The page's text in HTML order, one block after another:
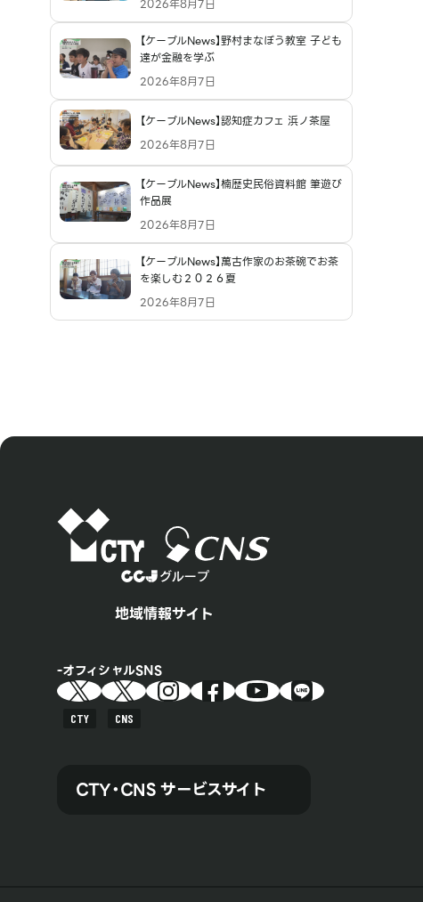
2026年8月7日
【ケーブルNews】野村まなぼう教室 子ども
達が金融を学ぶ
2026年8月7日
【ケーブルNews】認知症カフェ 浜ノ茶屋
2026年8月7日
【ケーブルNews】楠歴史民俗資料館 筆遊び
作品展
2026年8月7日
【ケーブルNews】萬古作家のお茶碗でお茶
を楽しむ２０２６夏
2026年8月7日
地域情報サイト
オフィシャルSNS
CTY CNS
CTY・CNS サービスサイト